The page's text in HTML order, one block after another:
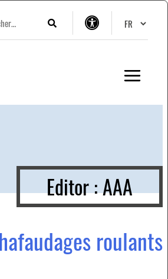
Options
Changer
Editor :AAA
roulants